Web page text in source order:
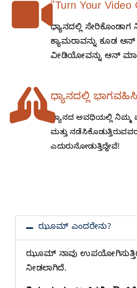
"Turn Your
ಧ್ಯಾನದಲ್ಲಿ
ಕ್ಯಾಮರಾವನ್ನು ಕೂಡ
ವೀಡಿಯೋವನ್ನು ಆನ್‌
ಧ್ಯಾನದಲ್ಲಿ ಭಾಗವಹಿಸಿ
ಧ್ಯಾನದ ಅವಧಿಯಲ್ಲಿ ನಿಮ್ಮ
ಮತ್ತು
ಎದುರುನೋಡುತ್ತಿದ್ದೇವೆ!
ಝೂಮ್‌ ಎಂದರೇನು?
ಝೂಮ್‌ ನಾವು
ನೀಡಲಾಗಿದೆ.